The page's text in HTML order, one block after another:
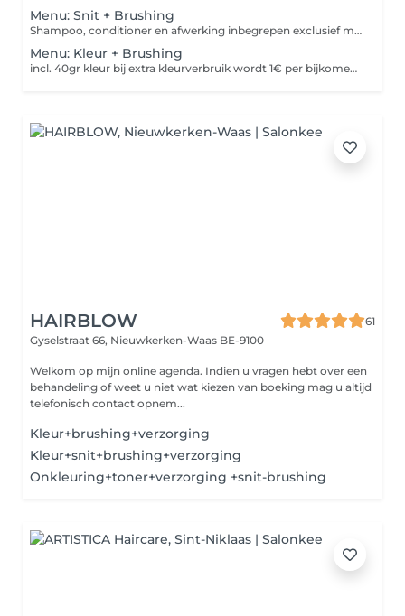
Menu: Snit + Brushing
Shampoo, conditioner en afwerking inbegrepen exclusief masker (3 euro) of afwerking met stijltang of krultang (7 euro)
Menu: Kleur + Brushing
incl. 40gr kleur bij extra kleurverbruik wordt 1€ per bijkomende gram kleuring aangerekend, wordt steeds vooraf besproken Shampoo, conditioner en afwerking inbegrepen exclusief masker (3 euro) of afwerking met stijltang of krultang (10€)
HAIRBLOW
61
Gyselstraat 66, Nieuwkerken-Waas BE-9100
Welkom op mijn online agenda. Indien u vragen hebt over een
behandeling of weet u niet wat kiezen van boeking mag u altijd
telefonisch contact opnem...
Kleur+brushing+verzorging
Kleur+snit+brushing+verzorging
Onkleuring+toner+verzorging +snit-brushing